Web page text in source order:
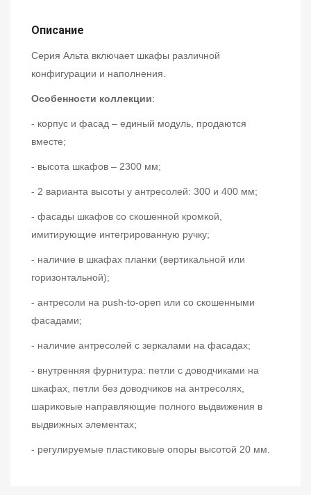
Описание
Серия Альта включает шкафы различной
конфигурации и наполнения.
Особенности коллекции:
- корпус и фасад – единый модуль, продаются
вместе;
- высота шкафов – 2300 мм;
- 2 варианта высоты у антресолей: 300 и 400 мм;
- фасады шкафов со скошенной кромкой,
имитирующие интегрированную ручку;
- наличие в шкафах планки (вертикальной или
горизонтальной);
- антресоли на push-to-open или со скошенными
фасадами;
- наличие антресолей с зеркалами на фасадах;
- внутренняя фурнитура: петли с доводчиками на
шкафах, петли без доводчиков на антресолях,
шариковые направляющие полного выдвижения в
выдвижных элементах;
- регулируемые пластиковые опоры высотой 20 мм.